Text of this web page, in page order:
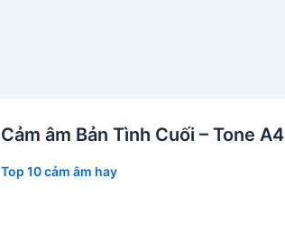
Cảm âm Bản Tình Cuối – Tone A4
Top 10 cảm âm hay